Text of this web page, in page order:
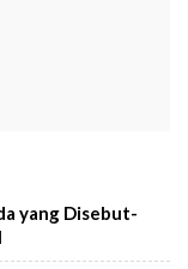
yang Disebut-